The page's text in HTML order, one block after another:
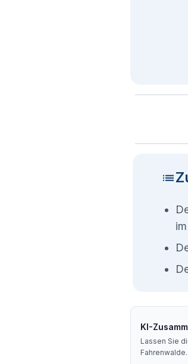
KI-
Lassen Sie
Fahrenwalde.